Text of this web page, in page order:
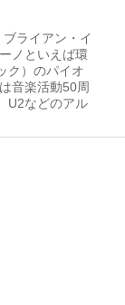
ライアン・イ
ノといえば環
ク）のパイオ
音楽活動50周
U2などのアル